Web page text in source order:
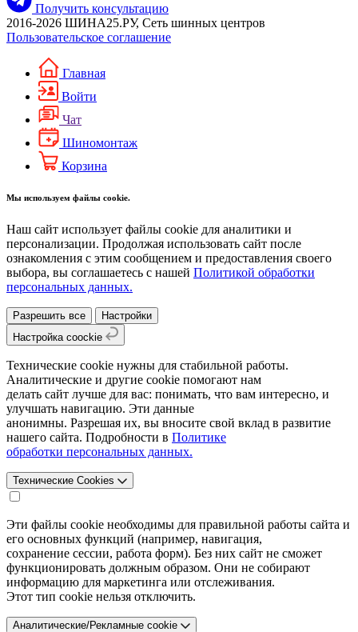
Получить консультацию
2016-2026 ШИНА25.РУ, Сеть шинных центров
Пользовательское соглашение
Главная
Войти
Чат
Шиномонтаж
Корзина
Мы используем файлы cookie.
Наш сайт использует файлы cookie для аналитики и
персонализации. Продолжая использовать сайт после
ознакомления с этим сообщением и предоставления своего
выбора, вы соглашаетесь с нашей Политикой обработки
персональных данных.
Разрешить все
Настройки
Настройка coockie
Технические cookie нужны для стабильной работы.
Аналитические и другие cookie помогают нам
делать сайт лучше для вас: понимать, что вам интересно, и
улучшать навигацию. Эти данные
анонимны. Разрешая их, вы вносите свой вклад в развитие
нашего сайта. Подробности в Политике
обработки персональных данных.
Технические Cookies
Эти файлы cookie необходимы для правильной работы сайта и
его основных функций (например, навигация,
сохранение сессии, работа форм). Без них сайт не сможет
функционировать должным образом. Они не собирают
информацию для маркетинга или отслеживания.
Этот тип cookie нельзя отключить.
Аналитические/Рекламные cookie